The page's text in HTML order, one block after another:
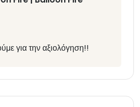
για την αξιολόγηση!!